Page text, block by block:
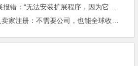
安装扩展程序，因为它使用了不受支持的清单版本“
家注册：不需要公司，也能全球收款了